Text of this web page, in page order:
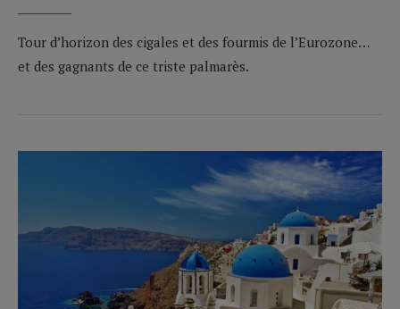
Tour d’horizon des cigales et des fourmis de l’Eurozone…
et des gagnants de ce triste palmarès.